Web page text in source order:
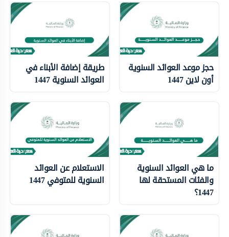
حجز موعد العوائد السنوية
أون لاين 1447
طريقة إضافة الأبناء في
العوائد السنوية 1447
ما هي العوائد السنوية
والفئات المستحقة لها
1447؟
الاستعلام عن العوائد
السنوية للمتوفي 1447